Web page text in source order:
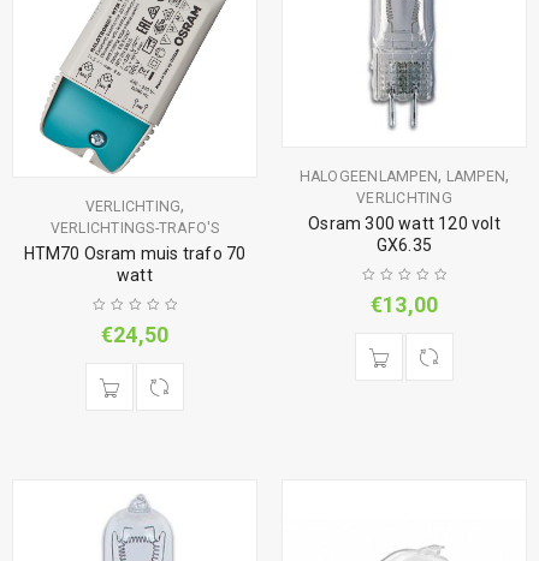
VERLICHTING,
VERLICHTINGS-TRAFO'S
HTM70 Osram muis trafo 70
watt
€24,50
HALOGEENLAMPEN, LAMPEN,
VERLICHTING
Osram 300 watt 120 volt
GX6.35
€13,00